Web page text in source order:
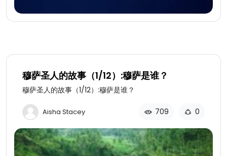
穆萨圣人的故事（1/12）:穆萨是谁？
穆萨圣人的故事（1/12）:穆萨是谁？
Aisha Stacey 709 0